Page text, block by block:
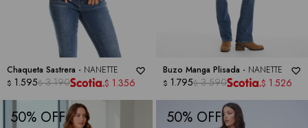
Chaqueta Sastrera - NANETTE
$ 1.595$ 3.190 $ 1.356
Buzo Manga Plisada - NANETTE
$ 1.795$ 3.590 $ 1.526
50 50